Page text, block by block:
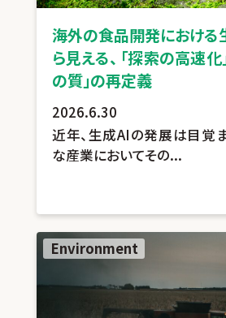
海外の食品開発におけ
ら見える、 「探索の高速化
の質」の再定義
2026.6.30
近年、生成AIの発展は目覚ま
な産業においてその...
Environment